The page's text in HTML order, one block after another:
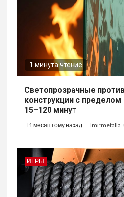
1 минута чтение
Светопрозрачные
конструкции с пределом
15–120 минут
1 месяц тому назад
ИГРЫ